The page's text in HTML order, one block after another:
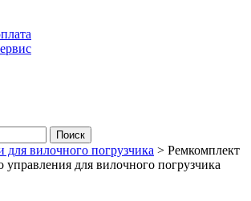
для вилочного погрузчика > Ремкомплект
управления для вилочного погрузчика